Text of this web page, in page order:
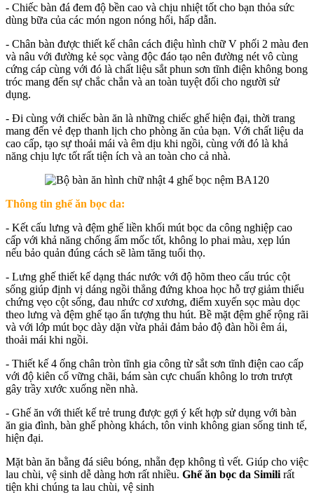
- Chiếc bàn đá đem độ bền cao và chịu nhiệt tốt cho bạn thỏa sức
dùng bữa của các món ngon nóng hổi, hấp dẫn.
- Chân bàn được thiết kế chân cách điệu hình chữ V phối 2 màu đen
và nâu với đường kẻ sọc vàng độc đáo tạo nên đường nét vô cùng
cứng cáp cùng với đó là chất liệu sắt phun sơn tĩnh điện không bong
tróc mang đến sự chắc chắn và an toàn tuyệt đối cho người sử
dụng.
- Đi cùng với chiếc bàn ăn là những chiếc ghế hiện đại, thời trang
mang đến vẻ đẹp thanh lịch cho phòng ăn của bạn. Với chất liệu da
cao cấp, tạo sự thoải mái và êm dịu khi ngồi, cùng với đó là khả
năng chịu lực tốt rất tiện ích và an toàn cho cả nhà.
Thông tin ghế ăn bọc da:
- Kết cấu lưng và đệm ghế liền khối mút bọc da công nghiệp cao
cấp với khả năng chống ẩm mốc tốt, không lo phai màu, xẹp lún
nếu bảo quản đúng cách sẽ làm tăng tuổi thọ.
- Lưng ghế thiết kế dạng thác nước với độ hõm theo cấu trúc cột
sống giúp định vị dáng ngồi thẳng đứng khoa học hỗ trợ giảm thiểu
chứng vẹo cột sống, đau nhức cơ xương, điểm xuyến sọc màu dọc
theo lưng và đệm ghế tạo ấn tượng thu hút. Bề mặt đệm ghế rộng rãi
và với lớp mút bọc dày dặn vừa phải đảm bảo độ đàn hồi êm ái,
thoải mái khi ngồi.
- Thiết kế 4 ống chân tròn tĩnh gia công từ sắt sơn tĩnh điện cao cấp
với độ kiên cố vững chãi, bám sàn cực chuẩn không lo trơn trượt
gây trầy xước xuống nền nhà.
- Ghế ăn với thiết kế trẻ trung được gợi ý kết hợp sử dụng với bàn
ăn gia đình, bàn ghế phòng khách, tôn vinh không gian sống tinh tế,
hiện đại.
Mặt bàn ăn bằng đá siêu bóng, nhẵn đẹp không tì vết. Giúp cho việc
lau chùi, vệ sinh dễ dàng hơn rất nhiều. Ghế ăn bọc da Simili rất
tiện khi chúng ta lau chùi, vệ sinh